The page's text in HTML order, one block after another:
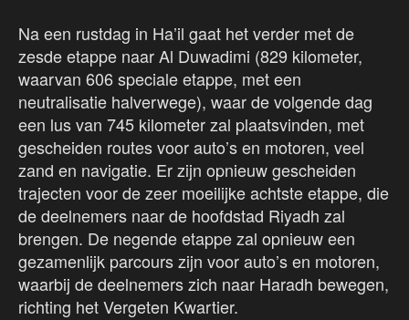
Na een rustdag in Ha’il gaat het verder met de
zesde etappe naar Al Duwadimi (829 kilometer,
waarvan 606 speciale etappe, met een
neutralisatie halverwege), waar de volgende dag
een lus van 745 kilometer zal plaatsvinden, met
gescheiden routes voor auto’s en motoren, veel
zand en navigatie. Er zijn opnieuw gescheiden
trajecten voor de zeer moeilijke achtste etappe, die
de deelnemers naar de hoofdstad Riyadh zal
brengen. De negende etappe zal opnieuw een
gezamenlijk parcours zijn voor auto’s en motoren,
waarbij de deelnemers zich naar Haradh bewegen,
richting het Vergeten Kwartier.